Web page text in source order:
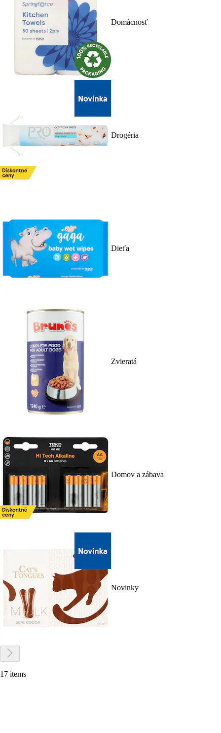
Domácnosť
Drogéria
Dieťa
Zvieratá
Domov a zábava
Novinky
17 items